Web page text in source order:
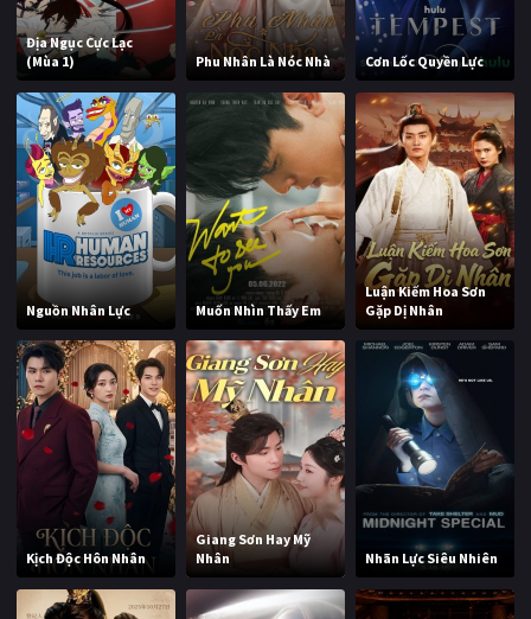
Địa Ngục Cực Lạc
(Mùa 1)
Phu Nhân Là Nóc Nhà Cơn Lốc Quyền Lực
Nguồn Nhân Lực Muốn Nhìn Thấy Em
Luận Kiếm Hoa Sơn
Gặp Dị Nhân
Kịch Độc Hôn Nhân
Giang Sơn Hay Mỹ
Nhân
Nhãn Lực Siêu Nhiên